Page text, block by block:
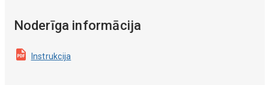
Noderīga informācija
Instrukcija